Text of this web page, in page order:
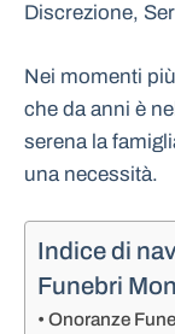
Discrezione,
Nei momenti
che da anni è
serena la
una necessità.
Indice di
Funebri
Onoranze